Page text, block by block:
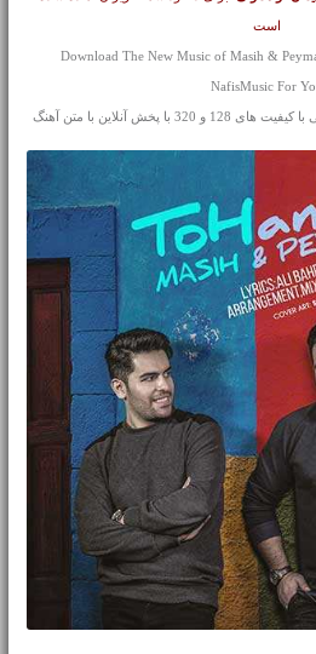
است
Download The New Music of Masih &
NafisMusic For
پخش آنلاین با متن آهنگ